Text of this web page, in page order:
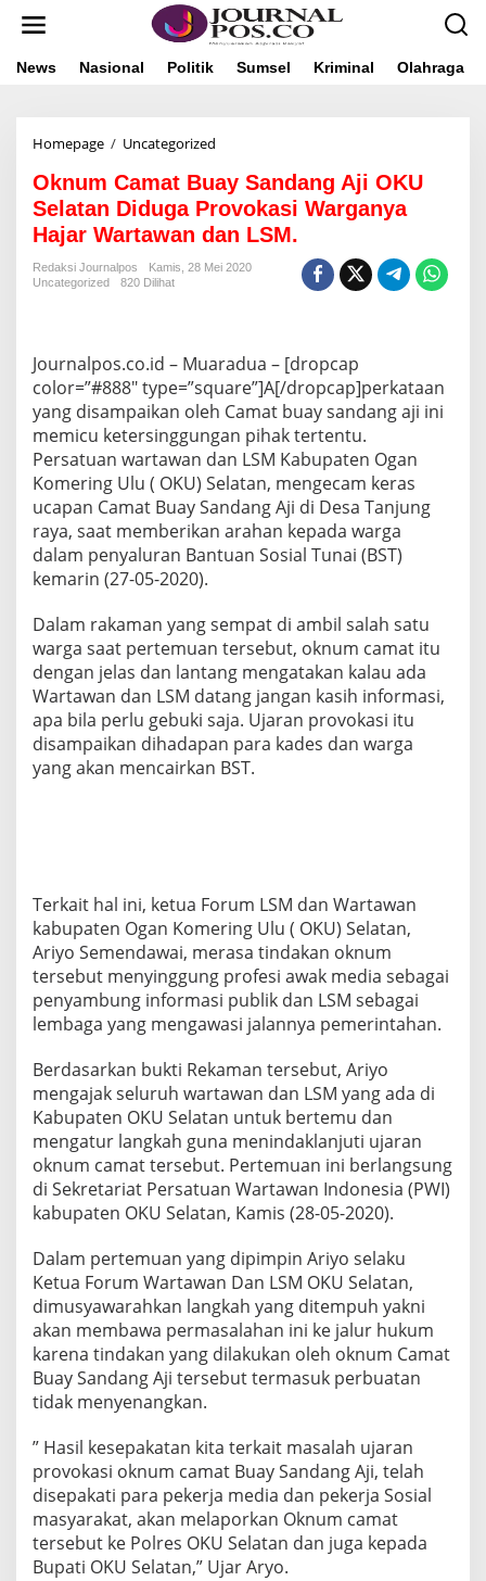
News Nasional Politik Sumsel Kriminal Olahraga
Homepage / Uncategorized
n
u
m
C
a
u
y
S
a
n
d
a
n
g
A
K
U
S
e
a
t
a
P
r
o
v
o
k
s
i
W
a
r
g
n
y
H
a
a
r
W
a
w
a
n
d
a
n
L
Oknum Camat Buay Sandang Aji OKU
Selatan Diduga Provokasi Warganya
Hajar Wartawan dan LSM.
Redaksi Journalpos
Kamis, 28 Mei 2020
Uncategorized
820 Dilihat
Journalpos.co.id – Muaradua – [dropcap
color=”#888″ type=”square”]A[/dropcap]perkataan
yang disampaikan oleh Camat buay sandang aji ini
memicu ketersinggungan pihak tertentu.
Persatuan wartawan dan LSM Kabupaten Ogan
Komering Ulu ( OKU) Selatan, mengecam keras
ucapan Camat Buay Sandang Aji di Desa Tanjung
raya, saat memberikan arahan kepada warga
dalam penyaluran Bantuan Sosial Tunai (BST)
kemarin (27-05-2020).
Dalam rakaman yang sempat di ambil salah satu
warga saat pertemuan tersebut, oknum camat itu
dengan jelas dan lantang mengatakan kalau ada
Wartawan dan LSM datang jangan kasih informasi,
apa bila perlu gebuki saja. Ujaran provokasi itu
disampaikan dihadapan para kades dan warga
yang akan mencairkan BST.
Terkait hal ini, ketua Forum LSM dan Wartawan
kabupaten Ogan Komering Ulu ( OKU) Selatan,
Ariyo Semendawai, merasa tindakan oknum
tersebut menyinggung profesi awak media sebagai
penyambung informasi publik dan LSM sebagai
lembaga yang mengawasi jalannya pemerintahan.
Berdasarkan bukti Rekaman tersebut, Ariyo
mengajak seluruh wartawan dan LSM yang ada di
Kabupaten OKU Selatan untuk bertemu dan
mengatur langkah guna menindaklanjuti ujaran
oknum camat tersebut. Pertemuan ini berlangsung
di Sekretariat Persatuan Wartawan Indonesia (PWI)
kabupaten OKU Selatan, Kamis (28-05-2020).
Dalam pertemuan yang dipimpin Ariyo selaku
Ketua Forum Wartawan Dan LSM OKU Selatan,
dimusyawarahkan langkah yang ditempuh yakni
akan membawa permasalahan ini ke jalur hukum
karena tindakan yang dilakukan oleh oknum Camat
Buay Sandang Aji tersebut termasuk perbuatan
tidak menyenangkan.
” Hasil kesepakatan kita terkait masalah ujaran
provokasi oknum camat Buay Sandang Aji, telah
disepakati para pekerja media dan pekerja Sosial
masyarakat, akan melaporkan Oknum camat
tersebut ke Polres OKU Selatan dan juga kepada
Bupati OKU Selatan,” Ujar Aryo.